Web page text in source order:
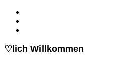
♡lich Willkommen